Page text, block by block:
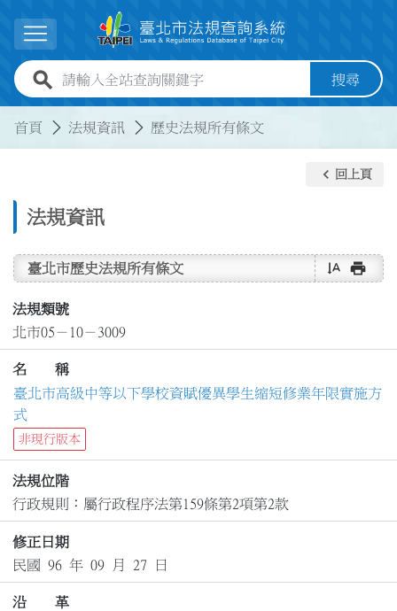
展開選單
全站查詢關鍵字欄位 搜尋
首頁 法規資訊 歷史法規所有條文
法規資訊
keyboard_arrow_left 回上頁
臺北市歷史法規所有條文 text_rotate_vertical print
法規類號
北市05－10－3009
名 稱
臺北市高級中等以下學校資賦優異學生縮短修業年限實施方
式
非現行版本
法規位階
行政規則：屬行政程序法第159條第2項第2款
修正日期
民國 96 年 09 月 27 日
沿 革